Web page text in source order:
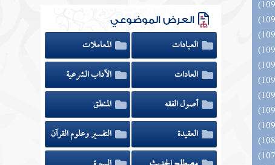
العرض الموضوعي
العبادات
المعاملات
العادات
الآداب الشرعية
أصول الفقه
المنطق
العقيدة
التفسير وعلوم القرآن